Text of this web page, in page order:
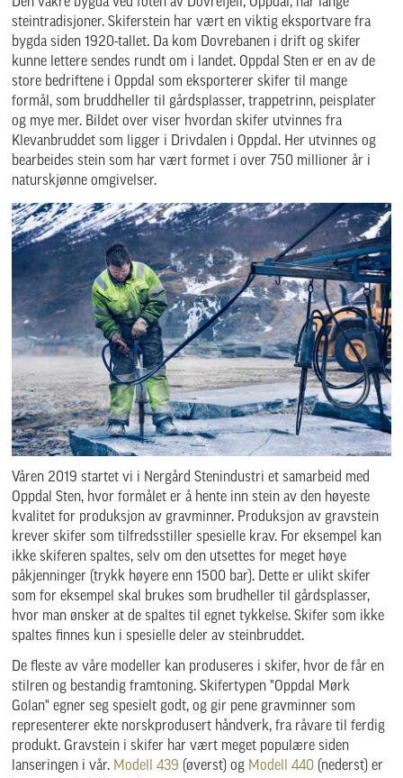
Den vakre bygda ved foten av Dovrefjell, Oppdal, har lange
steintradisjoner. Skiferstein har vært en viktig eksportvare fra
bygda siden 1920-tallet. Da kom Dovrebanen i drift og skifer
kunne lettere sendes rundt om i landet. Oppdal Sten er en av de
store bedriftene i Oppdal som eksporterer skifer til mange
formål, som bruddheller til gårdsplasser, trappetrinn, peisplater
og mye mer. Bildet over viser hvordan skifer utvinnes fra
Klevanbruddet som ligger i Drivdalen i Oppdal. Her utvinnes og
bearbeides stein som har vært formet i over 750 millioner år i
naturskjønne omgivelser.
Våren 2019 startet vi i Nergård Stenindustri et samarbeid med
Oppdal Sten, hvor formålet er å hente inn stein av den høyeste
kvalitet for produksjon av gravminner. Produksjon av gravstein
krever skifer som tilfredsstiller spesielle krav. For eksempel kan
ikke skiferen spaltes, selv om den utsettes for meget høye
påkjenninger (trykk høyere enn 1500 bar). Dette er ulikt skifer
som for eksempel skal brukes som brudheller til gårdsplasser,
hvor man ønsker at de spaltes til egnet tykkelse. Skifer som ikke
spaltes finnes kun i spesielle deler av steinbruddet.
De fleste av våre modeller kan produseres i skifer, hvor de får en
stilren og bestandig framtoning. Skifertypen "Oppdal Mørk
Golan" egner seg spesielt godt, og gir pene gravminner som
representerer ekte norskprodusert håndverk, fra råvare til ferdig
produkt. Gravstein i skifer har vært meget populære siden
lanseringen i vår. Modell 439 (øverst) og Modell 440 (nederst) er